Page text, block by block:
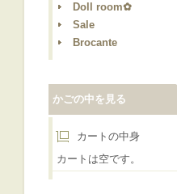
Doll room✿
Sale
Brocante
かごの中を見る
カートの中身
カートは空です。